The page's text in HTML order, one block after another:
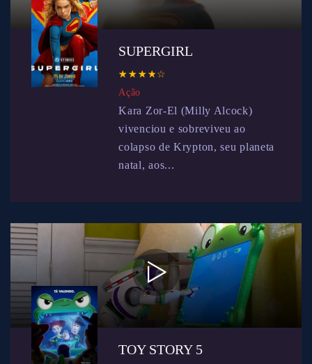
SUPERGIRL
☆ ☆ ☆ ☆☆
★ ★ ★ ★★
Ação
Kara Zor-El (Milly Alcock)
vivenciou e sobreviveu ao
colapso de Krypton, seu planeta
natal, aos...
TOY STORY 5